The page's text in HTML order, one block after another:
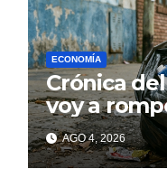
ECONOMÍA
Crónica
voy a
quédese
AGO 4, 2026